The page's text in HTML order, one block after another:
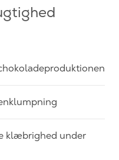
klæbrighed under